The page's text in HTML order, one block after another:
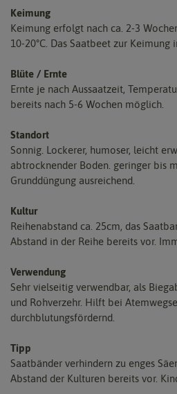
Keimung
Keimung erfolgt nach ca. 2-3
10-20°C. Das Saatbeet zur Keimung
Blüte / Ernte
Ernte je nach Aussaatzeit,
bereits nach 5-6 Wochen möglich.
Standort
Sonnig. Lockerer, humoser, leicht
abtrocknender Boden. geringer bis
Grunddüngung ausreichend.
Kultur
Reihenabstand ca. 25cm, das
Abstand in der Reihe bereits vor.
Verwendung
Sehr vielseitig verwendbar, als
und Rohverzehr. Hilft bei
durchblutungsfördernd.
Tipp
Saatbänder verhindern zu enges
Abstand der Kulturen bereits vor.